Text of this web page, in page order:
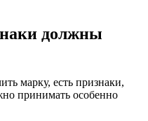
должны
марку, есть признаки,
принимать особенно